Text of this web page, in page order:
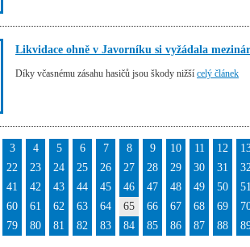
Likvidace ohně v Javorníku si vyžádala
Díky včasnému zásahu hasičů jsou škody nižší celý článek
3 4 5 6 7 8 9 10 11 12
22 23 24 25 26 27 28 29 30 31
41 42 43 44 45 46 47 48 49 50
60 61 62 63 64 65 66 67 68 69
79 80 81 82 83 84 85 86 87 88